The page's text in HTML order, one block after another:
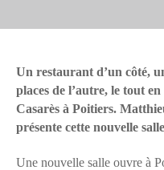
Un restaurant d’un côté,
places de l’autre, le tout
Casarès à Poitiers.
présente cette nouvelle
Une nouvelle salle ouvre à